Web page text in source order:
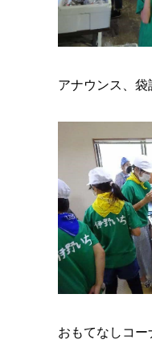
アナウンス、袋
おもてなしコ